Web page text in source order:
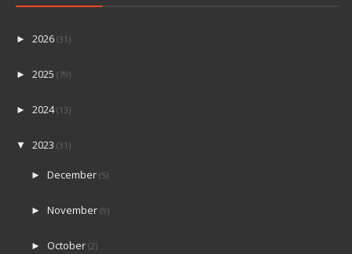
► 2026 (31)
► 2025 (79)
► 2024(13)
▼ 2023 (31)
►December(5)
►November(9)
► October(2)